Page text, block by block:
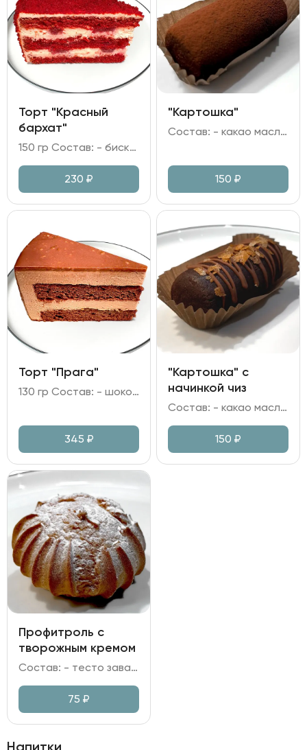
Торт "Красный
бархат"
150 гр Состав: - бисквит; - клубничная прослойка; - крем сливочно-творожный.
230 ₽
"Картошка"
Состав: - какао масло; масло сливочное; - мука пшеничная; яйцо куриное; - сгущеное молоко; ликер Амаретто; какао; сахар.
150 ₽
Торт "Прага"
130 гр Состав: - шоколадный бисквит; - сливочный мусс на молочном шоколаде; - глазурь шоколадная; - джем абрикосовый; - фундук.
345 ₽
"Картошка" с
начинкой чиз
Состав: - какао масло; масло сливочное; - мука пшеничная; яйцо куриное; - сгущеное молоко; ликер Амаретто; какао; сахар; - начинка на сливках и творожном сыре; - вафельная крошка.
150 ₽
Профитроль с
творожным кремом
Состав: - тесто заварное; - крем на сливках и творожном сыре; - сахарная пудра.
75 ₽
Напитки